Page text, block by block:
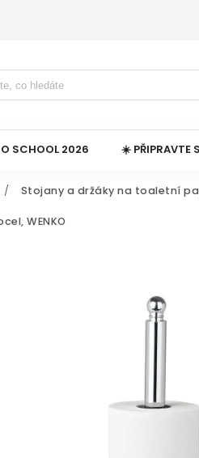
SCHOOL 2026 ☀️ PŘIPRAVTE
/ Stojany a držáky na toaletní
WENKO